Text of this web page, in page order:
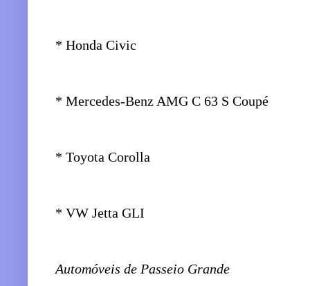
* Honda Civic
* Mercedes-Benz AMG C 63 S Coupé
* Toyota Corolla
* VW Jetta GLI
Automóveis de Passeio Grande